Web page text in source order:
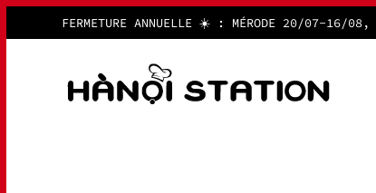
FERMETURE ANNUELLE ☀️ : MÉRODE 20/07-16/08,